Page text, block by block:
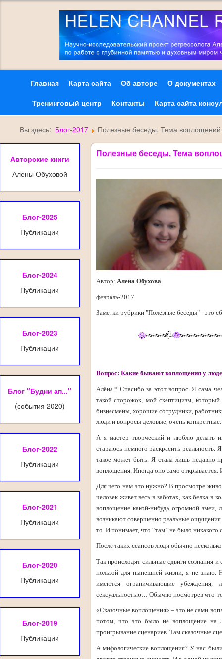
Главная Карта сайта Об авторе
О документах
Тренинговый центр
Контакты Карта сайта
Вы здесь: Блог-2017 Полезные беседы. Тема воплощений
Авторские книги
Алены Обуховой
Блог-2025
Публикации
Блог-2024
Публикации
Блог-2023
Публикации
Блог "Будни ап..."
(события 2020)
Блог-2022
Публикации
Блог-2021
Публикации
Блог-2020
Публикации
Блог-2019
Публикации
Полезные беседы. Тема
Автор: Алена Обухова
февраль-2017
Заметки рубрики "Полезные беседы" - это
Вопрос: Какие бывают воплощения у
Алёна.* Спасибо за этот вопрос. Я сама
такой сторожок, мой скептицизм,
бизнесмены, хорошие сотрудники,
люди и вопросы деловые, очень
А я мастер творческий и люблю делать
стараюсь немного раскрасить
такое может быть. Я стала лишь недавно
воплощения. Иногда оно само
Для чего нам это нужно? В просмотре
человек живет весь в заботах, как белка в
воплощение какой-нибудь огромной
возникают совершенно реальные ощущения
то. И понимает, что “там” не было
После таких сеансов люди обычно
Так происходят сильные сдвиги сознания
пользой для нынешней жизни, я не знаю.
имеются ограничивающие
сексуальностью… Обычно посмотрев что-
«Сказочные воплощения» – это не сами
потом, что это было не воплощение на
проигрывание сценариев. Там сказочные
А мифологические воплощения? У нас